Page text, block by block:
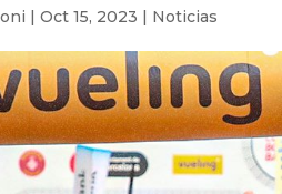
|Oct 15, 2023 | Noticias